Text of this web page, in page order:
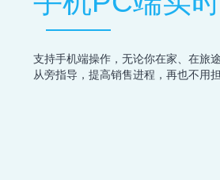
支持手机端操作，无论你在家、在旅
从旁指导，提高销售进程，再也不用